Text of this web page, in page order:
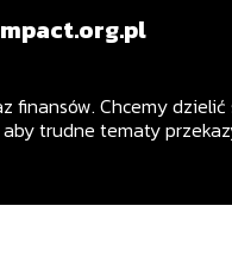
finansów. Chcemy
trudne tematy